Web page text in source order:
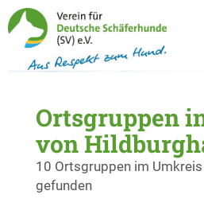
Ortsgruppen
von
10 Ortsgruppen im
gefunden